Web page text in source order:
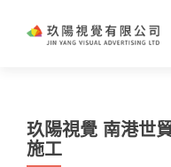
玖陽視覺 南港世
施工